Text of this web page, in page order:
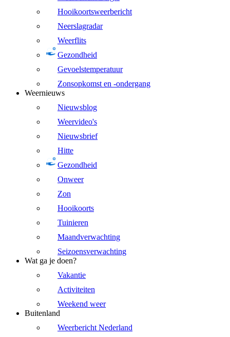
Hooikoortsweerbericht
Neerslagradar
Weerflits
Gezondheid
Gevoelstemperatuur
Zonsopkomst en -ondergang
Weernieuws
Nieuwsblog
Weervideo's
Nieuwsbrief
Hitte
Gezondheid
Onweer
Zon
Hooikoorts
Tuinieren
Maandverwachting
Seizoensverwachting
Wat ga je doen?
Vakantie
Activiteiten
Weekend weer
Buitenland
Weerbericht Nederland